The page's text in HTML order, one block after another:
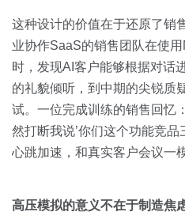
这种设计的价值在于还原了销
业协作SaaS的销售团队在使
时，发现AI客户能够根据对
的礼貌倾听，到中期的尖锐质
试。一位完成训练的销售回忆
然打断我说’你们这个功能竞品
心跳加速，和真实客户会议一
高压模拟的意义不在于制造焦